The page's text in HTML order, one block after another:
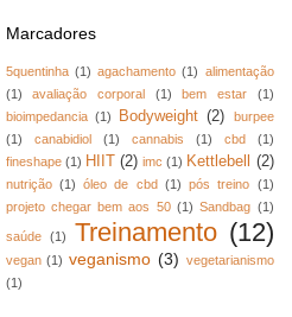
Marcadores
5quentinha (1) agachamento (1) alimentação
(1)
avaliação corporal (1) bem estar
(1)
bioimpedancia (1) Bodyweight (2)
burpee
(1)
canabidiol (1) cannabis (1) cbd
(1)
fineshape (1) HIIT (2) imc (1) Kettlebell (2)
nutrição (1) óleo de cbd (1) pós treino (1)
projeto chegar bem aos 50 (1) Sandbag (1)
saúde (1) Treinamento (12)
vegan (1) veganismo (3) vegetarianismo
(1)